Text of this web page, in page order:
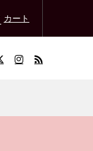
カート